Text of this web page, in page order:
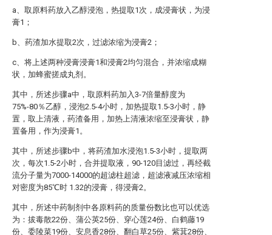
a、取原料药放入乙醇浸泡，热提取1次，成浸膏状，为浸
膏1；
b、药渣加水提取2次，过滤浓缩为浸膏2；
c、将上述两种浸膏浸膏1和浸膏2均匀混合，并浓缩成糊
状，加蜂蜜搓成丸剂。
其中，所述步骤a中，取原料药加入3-7倍量醇度为
75%-80％乙醇，浸泡2.5-4小时，加热提取1.5-3小时，静
置，取上清液，药渣备用，加热上清液浓缩至浸膏状，静
置备用，作为浸膏1。
其中，所述步骤b中，将药渣加水浸泡1.5-3小时，提取两
次，每次1.5-2小时，合并提取液，90-120目滤过，再经截
流分子量为7000-14000的超滤柱超滤，超滤液减压浓缩相
对密度为85℃时 1.32的浸膏，得浸膏2。
其中，所述中药制剂中各原料药的质量份数比也可以优选
为：拔毒散22份、蒲公英25份、穿心莲24份、白鹤藤19
份、委陵菜19份、安息香28份、翻白草25份、紫萁28份、